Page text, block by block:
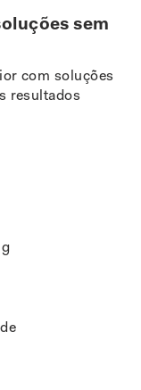
sem
com soluções
resultados